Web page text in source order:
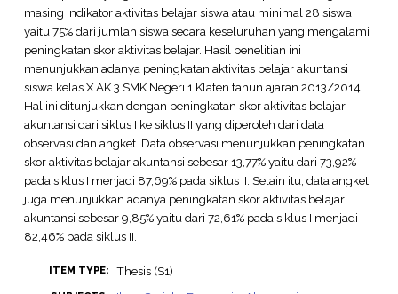
masing indikator aktivitas belajar siswa atau minimal 28 siswa
yaitu 75% dari jumlah siswa secara keseluruhan yang mengalami
peningkatan skor aktivitas belajar. Hasil penelitian ini
menunjukkan adanya peningkatan aktivitas belajar akuntansi
siswa kelas X AK 3 SMK Negeri 1 Klaten tahun ajaran 2013/2014.
Hal ini ditunjukkan dengan peningkatan skor aktivitas belajar
akuntansi dari siklus I ke siklus II yang diperoleh dari data
observasi dan angket. Data observasi menunjukkan peningkatan
skor aktivitas belajar akuntansi sebesar 13,77% yaitu dari 73,92%
pada siklus I menjadi 87,69% pada siklus II. Selain itu, data angket
juga menunjukkan adanya peningkatan skor aktivitas belajar
akuntansi sebesar 9,85% yaitu dari 72,61% pada siklus I menjadi
82,46% pada siklus II.
ITEM TYPE: Thesis (S1)